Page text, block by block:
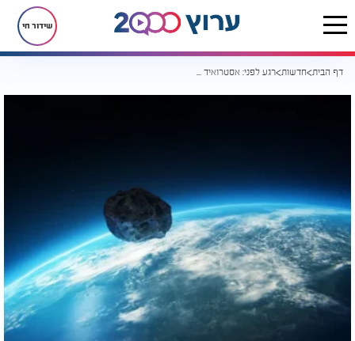
שידור חי
דף הבית חדשות רגע לפני: אסטרואיד בגודל מגרש כדורגל התגלה סמוך לכדור הארץ